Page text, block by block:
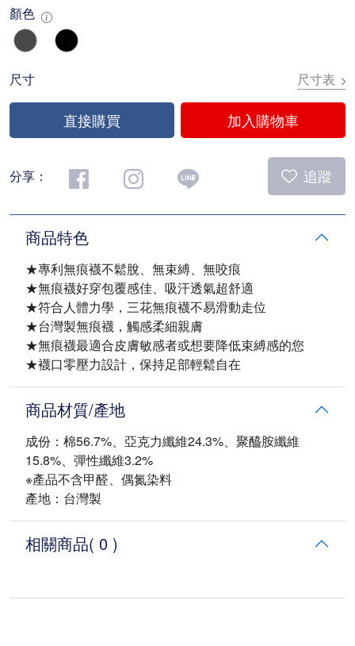
顏色
尺寸 尺寸表
直接購買 加入購物車
分享： 追蹤
商品特色
★專利無痕襪不鬆脫、無束縛、無咬痕
★無痕襪好穿包覆感佳、吸汗透氣超舒適
★符合人體力學，三花無痕襪不易滑動走位
★台灣製無痕襪，觸感柔細親膚
★無痕襪最適合皮膚敏感者或想要降低束縛感的您
★襪口零壓力設計，保持足部輕鬆自在
商品材質/產地
成份：棉56.7%、亞克力纖維24.3%、聚醯胺纖維
15.8%、彈性纖維3.2%
※產品不含甲醛、偶氮染料
產地：台灣製
相關商品( 0 )